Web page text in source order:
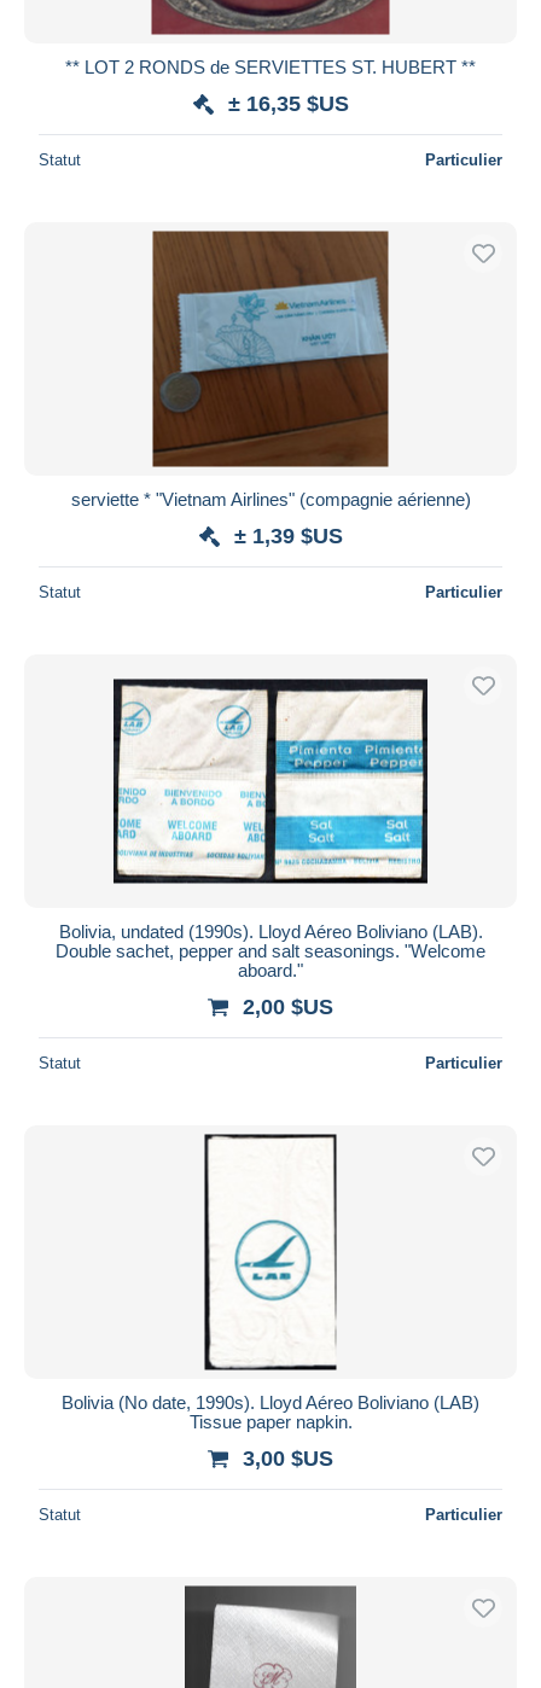
Mastercard
iDeal
Maestro
Monde entier
** LOT 2 RONDS de SERVIETTES ST. HUBERT **
± 16,35 $US
Statut Particulier
serviette * "Vietnam Airlines" (compagnie aérienne)
± 1,39 $US
Statut Particulier
Bolivia, undated (1990s). Lloyd Aéreo Boliviano (LAB).
Double sachet, pepper and salt seasonings. "Welcome
aboard."
2,00 $US
Statut Particulier
Bolivia (No date, 1990s). Lloyd Aéreo Boliviano (LAB)
Tissue paper napkin.
3,00 $US
Statut Particulier